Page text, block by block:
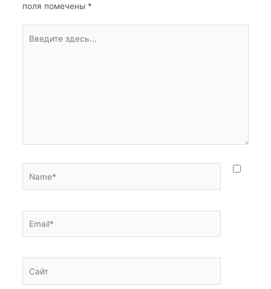
поля помечены *
здесь...